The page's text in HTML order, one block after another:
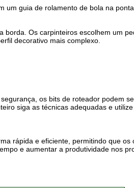
um guia de rolamento de bola na
borda. Os carpinteiros escolhem um
decorativo mais complexo.
os bits de roteador podem
siga as técnicas adequadas e
rápida e eficiente, permitindo que
e aumentar a produtividade nos